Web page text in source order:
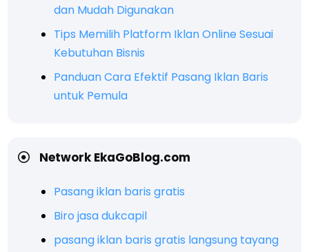
dan Mudah Digunakan
Tips Memilih Platform Iklan Online Sesuai
Kebutuhan Bisnis
Panduan Cara Efektif Pasang Iklan Baris
untuk Pemula
Network EkaGoBlog.com
Pasang iklan baris gratis
Biro jasa dukcapil
pasang iklan baris gratis langsung tayang